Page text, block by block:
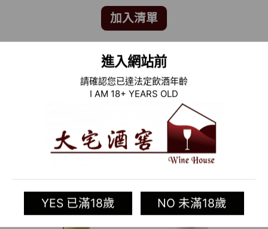
進入網站前
請確認您已達法定飲酒年齡
I AM 18+ YEARS OLD
YES 已滿18歲 NO 未滿18歲
加入清單
義大利葡萄酒專區,舊世界葡萄酒